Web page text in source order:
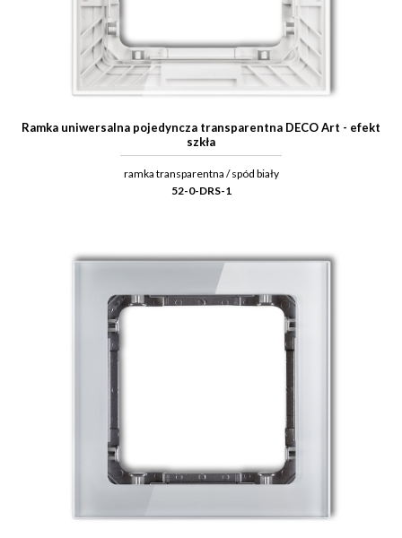
Ramka uniwersalna pojedyncza transparentna DECO Art - efekt
szkła
ramka transparentna / spód biały
52-0-DRS-1